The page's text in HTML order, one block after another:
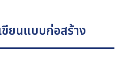
ยนแบบก่อสร้าง